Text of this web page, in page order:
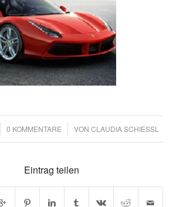
0 KOMMENTARE
/ VONCLAUDIA SCHIESSL
Eintrag teilen